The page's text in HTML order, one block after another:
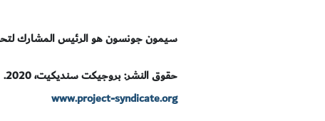
سيمون جونسون هو الرئيس المشارك لتحالف سياسة جائحة كوفيد 19 وأستاذ في
حقوق النشر: بروجيكت سنديكيت، 2020.
www.project-syndicate.org